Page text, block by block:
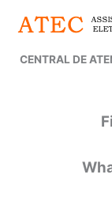
para
conteúdo
CENTRAL DE